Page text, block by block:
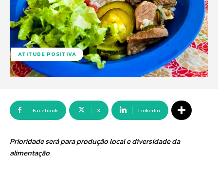
ATITUDE POSITIVA
Facebook X Linkedin
Prioridade será para produção local e diversidade da
alimentação